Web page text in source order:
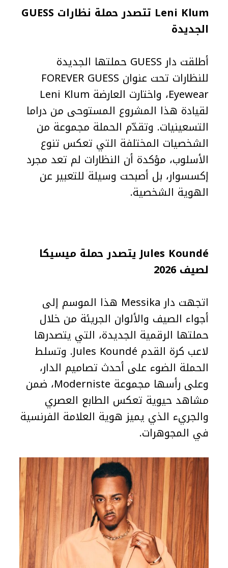
Leni Klum تتصدر حملة نظارات GUESS
الجديدة
أطلقت دار GUESS حملتها الجديدة
للنظارات تحت عنوان FOREVER GUESS
Eyewear، واختارت العارضة Leni Klum
لقيادة هذا المشروع المستوحى من دراما
التسعينيات. وتقدّم الحملة مجموعة من
الشخصيات المختلفة التي تعكس تنوع
الأسلوب، مؤكدة أن النظارات لم تعد مجرد
إكسسوار، بل أصبحت وسيلة للتعبير عن
الهوية الشخصية.
Jules Koundé يتصدر حملة ميسيكا
لصيف 2026
اتجهت دار Messika هذا الموسم إلى
أجواء الصيف والألوان الجريئة من خلال
حملتها الرقمية الجديدة، التي يتصدرها
لاعب كرة القدم Jules Koundé. وتسلط
الحملة الضوء على أحدث تصاميم الدار،
وعلى رأسها مجموعة Moderniste، ضمن
مشاهد حيوية تعكس الطابع العصري
والجريء الذي يميز هوية العلامة الفرنسية
في المجوهرات.